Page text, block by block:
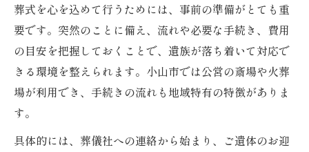
葬式を心を込めて行うためには、事前の準備がとても重
要です。突然のことに備え、流れや必要な手続き、費用
の目安を把握しておくことで、遺族が落ち着いて対応で
きる環境を整えられます。小山市では公営の斎場や火葬
場が利用でき、手続きの流れも地域特有の特徴がありま
す。
具体的には、葬儀社への連絡から始まり、ご遺体のお迎